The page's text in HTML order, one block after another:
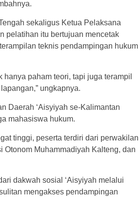
sekaligus Ketua Pelaksana
pelatihan itu bertujuan mencetak
teknis pendampingan hukum
paham teori, tapi juga terampil
ungkapnya.
Daerah ‘Aisyiyah se-Kalimantan
mahasiswa hukum.
tinggi, peserta terdiri dari perwakilan
Otonom Muhammadiyah Kalteng, dan
dakwah sosial ‘Aisyiyah melalui
mengakses pendampingan